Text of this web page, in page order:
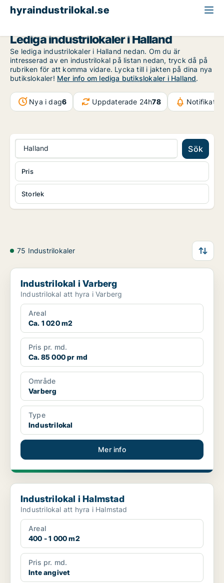
hyraindustrilokal.se
Lediga industrilokaler i Halland
Se lediga industrilokaler i Halland nedan. Om du är
intresserad av en industrilokal på listan nedan, tryck då på
rubriken för att komma vidare. Lycka till i jakten på dina nya
butikslokaler! Mer info om lediga butikslokaler i Halland.
Nya i dag6 Uppdaterade 24h78
Halland Sök
Storlek
Pris
75 Industrilokaler
Industrilokal i Varberg
Industrilokal i Varberg
Industrilokal att hyra i Varberg
Areal
Ca. 1 020 m2
Pris pr. md.
Ca. 85 000 pr md
Område
Varberg
Type
Industrilokal
Mer info
Industrilokal i Halmstad
Industrilokal i Halmstad
Industrilokal att hyra i Halmstad
Areal
400 - 1 000 m2
Pris pr. md.
Inte angivet